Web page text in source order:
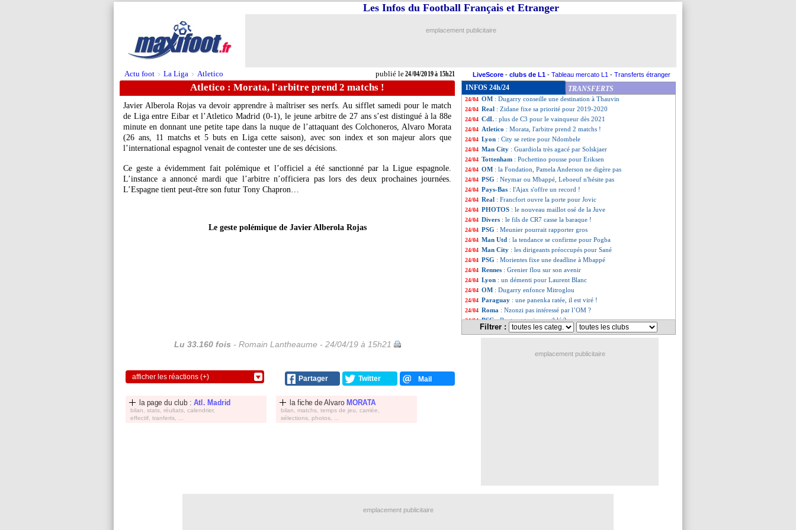
Actu foot > La Liga > Atletico publié le24/04/2019 à 15h21
Les Infos du Football Français et Etranger
emplacement publicitaire
LiveScore - clubs de L1 - Tableau mercato L1 - Transferts étranger
Atletico : Morata, l'arbitre prend 2 matchs !
Javier Alberola Rojas va devoir apprendre à maîtriser ses nerfs. Au sifflet samedi pour le match
de Liga entre Eibar et l’Atletico Madrid (0-1), le jeune arbitre de 27 ans s’est distingué à la 88e
minute en donnant une petite tape dans la nuque de l’attaquant des Colchoneros, Alvaro Morata
(26 ans, 11 matchs et 5 buts en Liga cette saison), avec son index et son majeur alors que
l’international espagnol venait de contester une de ses décisions.
Ce geste a évidemment fait polémique et l’officiel a été sanctionné par la Ligue espagnole.
L’instance a annoncé mardi que l’arbitre n’officiera pas lors des deux prochaines journées.
L’Espagne tient peut-être son futur Tony Chapron…
Le geste polémique de Javier Alberola Rojas
Lu 33.160 fois - Romain Lantheaume - 24/04/19 à 15h21
afficher les réactions (+) Partager Twitter Mail
la page du club : Atl. Madrid
bilan, stats, réultats, calendrier,
effectif, tranferts, ...
la fiche de Alvaro MORATA
bilan, matchs, temps de jeu, carriée,
sélections, photos, ...
INFOS 24h/24 TRANSFERTS
24/04 OM: le petit taquet du club à Pamela Anderson
24/04 PSG
24/04 Lyon: comment Lille a raté Dembélé
24/04 Real: l'Ajax se positionne pour Ødegaard
24/04 OM : Dugarry conseille une destination à Thauvin
24/04 Real : Zidane fixe sa priorité pour 2019-2020
24/04 CdL : plus de C3 pour le vainqueur dès 2021
24/04 Atletico : Morata, l'arbitre prend 2 matchs !
24/04 Lyon : City se retire pour Ndombele
24/04 Man City : Guardiola très agacé par Solskjaer
24/04 Tottenham : Pochettino pousse pour Eriksen
24/04 OM : la Fondation, Pamela Anderson ne digère pas
24/04 PSG : Neymar ou Mbappé, Leboeuf n'hésite pas
24/04 Pays-Bas : l'Ajax s'offre un record !
24/04 Real : Francfort ouvre la porte pour Jovic
24/04 PHOTOS : le nouveau maillot osé de la Juve
24/04 Divers : le fils de CR7 casse la baraque !
24/04 PSG : Meunier pourrait rapporter gros
24/04 Man Utd : la tendance se confirme pour Pogba
24/04 Man City : les dirigeants préoccupés pour Sané
24/04 PSG : Morientes fixe une deadline à Mbappé
24/04 Rennes : Grenier flou sur son avenir
24/04 Lyon : un démenti pour Laurent Blanc
24/04 OM : Dugarry enfonce Mitroglou
24/04 Paraguay : une panenka ratée, il est viré !
24/04 Roma : Nzonzi pas intéressé par l’OM ?
24/04 PSG: Boateng toujours ciblé ?
PSG: Mbappé en mode Bolt !
Liste des brèves du mar. 23 avril 2019
Filtrer :
emplacement publicitaire
emplacement publicitaire